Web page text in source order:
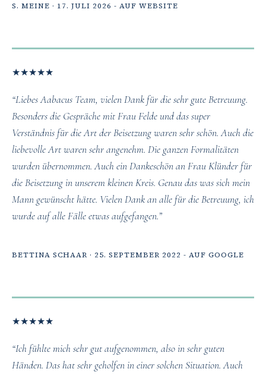
S. MEINE · 17. JULI 2026 - AUF WEBSITE
★★★★★
“Liebes Aabacus Team, vielen Dank für die sehr gute Betreuung.
Besonders die Gespräche mit Frau Felde und das super
Verständnis für die Art der Beisetzung waren sehr schön. Auch die
liebevolle Art waren sehr angenehm. Die ganzen Formalitäten
wurden übernommen. Auch ein Dankeschön an Frau Klünder für
die Beisetzung in unserem kleinen Kreis. Genau das was sich mein
Mann gewünscht hätte. Vielen Dank an alle für die Betreuung, ich
wurde auf alle Fälle etwas aufgefangen.”
BETTINA SCHAAR · 25. SEPTEMBER 2022 - AUF GOOGLE
★★★★★
“Ich fühlte mich sehr gut aufgenommen, also in sehr guten
Händen. Das hat sehr geholfen in einer solchen Situation. Auch